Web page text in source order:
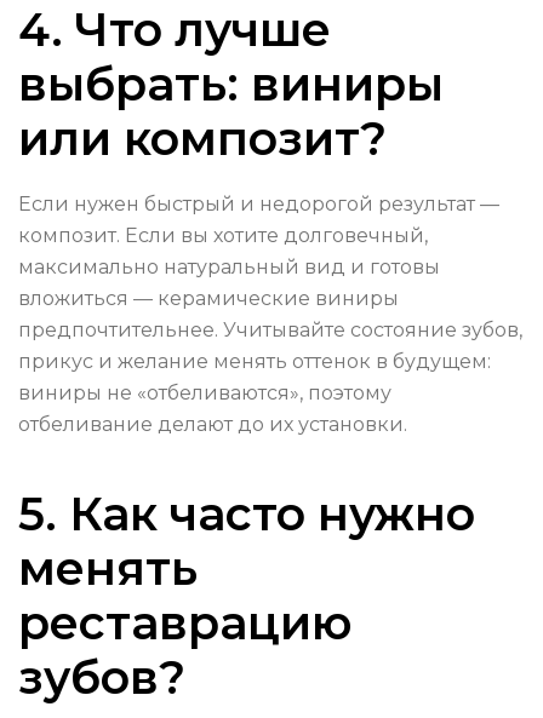
4. Что лучше
выбрать: виниры
или композит?
Если нужен быстрый и недорогой результат —
композит. Если вы хотите долговечный,
максимально натуральный вид и готовы
вложиться — керамические виниры
предпочтительнее. Учитывайте состояние зубов,
прикус и желание менять оттенок в будущем:
виниры не «отбеливаются», поэтому
отбеливание делают до их установки.
5. Как часто нужно
менять
реставрацию
зубов?